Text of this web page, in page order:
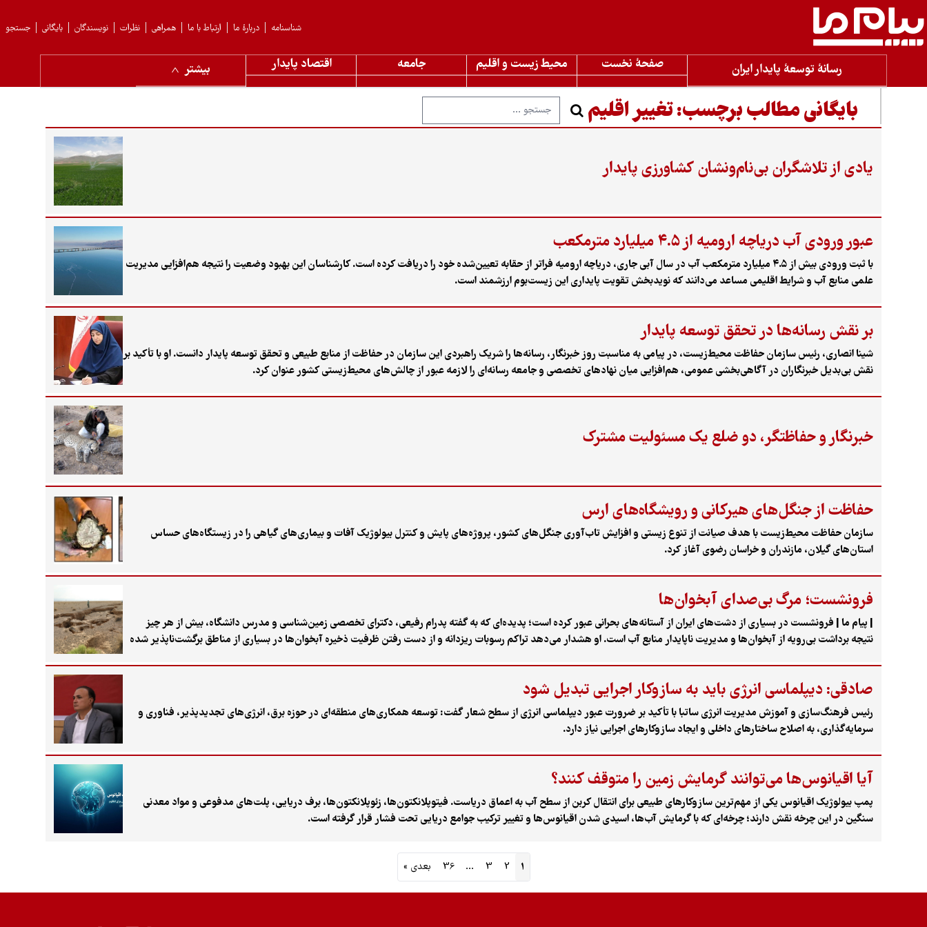
جستجو بایگانی نویسندگان نظرات همراهی ارتباط با ما دربارهٔ ما شناسنامه
رسانۀ توسعۀ پایدار ایران صفحۀ نخست محیط زیست و اقلیم جامعه اقتصاد پایدار بیشتر
بایگانی مطالب برچسب:تغییر اقلیم
یادی از تلاشگران بی‌نام‌ونشان کشاورزی پایدار
عبور ورودی آب دریاچه ارومیه از ۴.۵ میلیارد مترمکعب
با ثبت ورودی بیش از ۴.۵ میلیارد مترمکعب آب در سال آبی جاری، دریاچه ارومیه فراتر از حقابه تعیین‌شده خود را دریافت کرده است. کارشناسان این بهبود وضعیت را نتیجه هم‌افزایی مدیریت
علمی منابع آب و شرایط اقلیمی مساعد می‌دانند که نویدبخش تقویت پایداری این زیست‌بوم ارزشمند است.
بر نقش رسانه‌ها در تحقق توسعه پایدار
شینا انصاری، رئیس سازمان حفاظت محیط‌زیست، در پیامی به مناسبت روز خبرنگار، رسانه‌ها را شریک راهبردی این سازمان در حفاظت از منابع طبیعی و تحقق توسعه پایدار دانست. او با تأکید بر
نقش بی‌بدیل خبرنگاران در آگاهی‌بخشی عمومی، هم‌افزایی میان نهادهای تخصصی و جامعه رسانه‌ای را لازمه عبور از چالش‌های محیط‌زیستی کشور عنوان کرد.
خبرنگار و حفاظتگر، دو ضلع یک مسئولیت مشترک
حفاظت از جنگل‌های هیرکانی و رویشگاه‌های ارس
سازمان حفاظت محیط‌زیست با هدف صیانت از تنوع زیستی و افزایش تاب‌آوری جنگل‌های کشور، پروژه‌های پایش و کنترل بیولوژیک آفات و بیماری‌های گیاهی را در زیستگاه‌های حساس
استان‌های گیلان، مازندران و خراسان رضوی آغاز کرد.
فرونشست؛ مرگ بی‌صدای آبخوان‌ها
| پیام ما | فرونشست در بسیاری از دشت‌های ایران از آستانه‌های بحرانی عبور کرده است؛ پدیده‌ای که به گفته پدرام رفیعی، دکترای تخصصی زمین‌شناسی و مدرس دانشگاه، بیش از هر چیز
نتیجه برداشت بی‌رویه از آبخوان‌ها و مدیریت ناپایدار منابع آب است. او هشدار می‌دهد تراکم رسوبات ریزدانه و از دست رفتن ظرفیت ذخیره آبخوان‌ها در بسیاری از مناطق برگشت‌ناپذیر شده
صادقی: دیپلماسی انرژی باید به سازوکار اجرایی تبدیل شود
رئیس فرهنگ‌سازی و آموزش مدیریت انرژی ساتبا با تأکید بر ضرورت عبور دیپلماسی انرژی از سطح شعار گفت: توسعه همکاری‌های منطقه‌ای در حوزه برق، انرژی‌های تجدیدپذیر، فناوری و
سرمایه‌گذاری، به اصلاح ساختارهای داخلی و ایجاد سازوکارهای اجرایی نیاز دارد.
آیا اقیانوس‌ها می‌توانند گرمایش زمین را متوقف کنند؟
پمپ بیولوژیک اقیانوس یکی از مهم‌ترین سازوکارهای طبیعی برای انتقال کربن از سطح آب به اعماق دریاست. فیتوپلانکتون‌ها، زئوپلانکتون‌ها، برف دریایی، پلت‌های مدفوعی و مواد معدنی
سنگین در این چرخه نقش دارند؛ چرخه‌ای که با گرمایش آب‌ها، اسیدی شدن اقیانوس‌ها و تغییر ترکیب جوامع دریایی تحت فشار قرار گرفته است.
1
2
3
…
36 بعدی »